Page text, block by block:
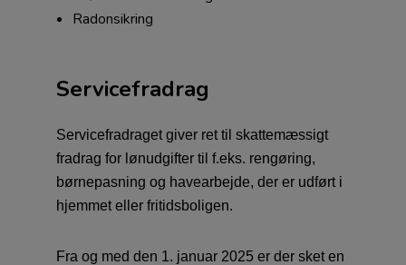
Radonsikring
Servicefradrag
Servicefradraget giver ret til skattemæssigt
fradrag for lønudgifter til f.eks. rengøring,
børnepasning og havearbejde, der er udført i
hjemmet eller fritidsboligen.
Fra og med den 1. januar 2025 er der sket en